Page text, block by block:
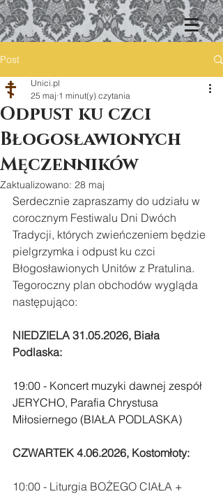
Post
Odpust ku czci
Błogosławionych
Męczenników
Unici.pl
25 maj 1 minut(y) czytania
Zaktualizowano: 28 maj
Serdecznie zapraszamy do udziału w
corocznym Festiwalu Dni Dwóch
Tradycji, których zwieńczeniem będzie
pielgrzymka i odpust ku czci
Błogosławionych Unitów z Pratulina.
Tegoroczny plan obchodów wygląda
następująco:
NIEDZIELA 31.05.2026, Biała
Podlaska:
19:00 - Koncert muzyki dawnej zespół
JERYCHO, Parafia Chrystusa
Miłosiernego (BIAŁA PODLASKA)
CZWARTEK 4.06.2026, Kostomłoty:
10:00 - Liturgia BOŻEGO CIAŁA +